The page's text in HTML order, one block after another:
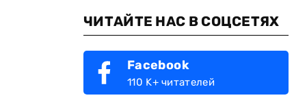
ЧИТАЙТЕ НАС В СОЦСЕТЯХ
Facebook
110 K+ читателей